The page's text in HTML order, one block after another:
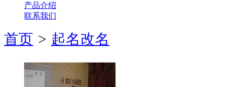
产品介绍
联系我们
首页 > 起名改名